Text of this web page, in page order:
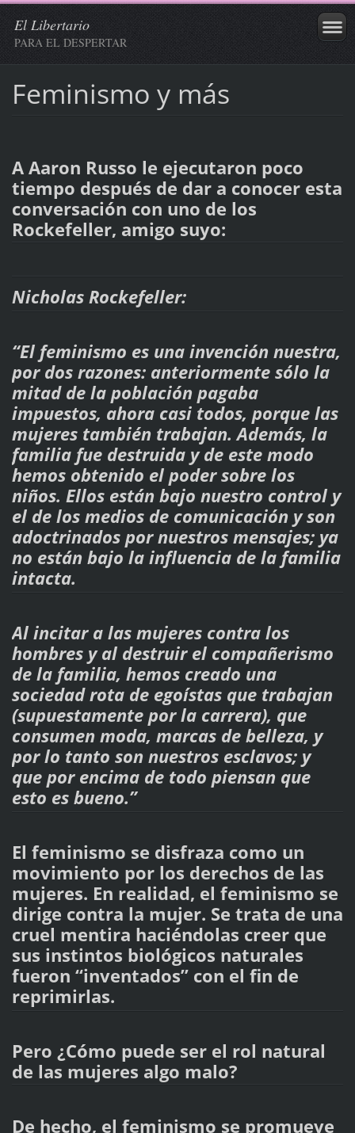
El Libertario
PARA EL DESPERTAR
Feminismo y más
A Aaron Russo le ejecutaron poco
tiempo después de dar a conocer esta
conversación con uno de los
Rockefeller, amigo suyo:
Nicholas Rockefeller:
“El feminismo es una invención nuestra,
por dos razones: anteriormente sólo la
mitad de la población pagaba
impuestos, ahora casi todos, porque las
mujeres también trabajan. Además, la
familia fue destruida y de este modo
hemos obtenido el poder sobre los
niños. Ellos están bajo nuestro control y
el de los medios de comunicación y son
adoctrinados por nuestros mensajes; ya
no están bajo la influencia de la familia
intacta.
Al incitar a las mujeres contra los
hombres y al destruir el compañerismo
de la familia, hemos creado una
sociedad rota de egoístas que trabajan
(supuestamente por la carrera), que
consumen moda, marcas de belleza, y
por lo tanto son nuestros esclavos; y
que por encima de todo piensan que
esto es bueno.”
El feminismo se disfraza como un
movimiento por los derechos de las
mujeres. En realidad, el feminismo se
dirige contra la mujer. Se trata de una
cruel mentira haciéndolas creer que
sus instintos biológicos naturales
fueron “inventados” con el fin de
reprimirlas.
Pero ¿Cómo puede ser el rol natural
de las mujeres algo malo?
De hecho, el feminismo se promueve